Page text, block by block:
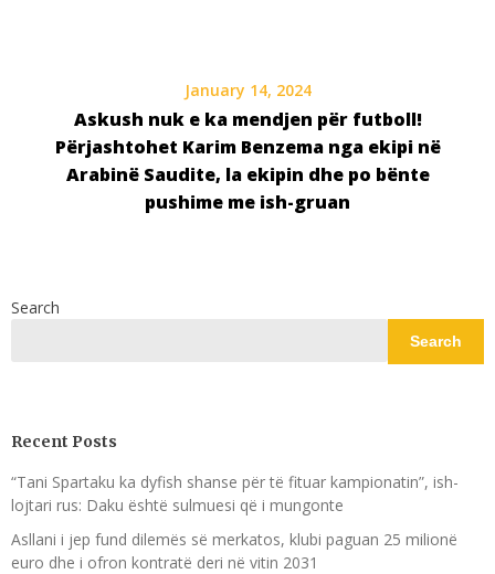
January 14, 2024
Askush nuk e ka mendjen për futboll!
Përjashtohet Karim Benzema nga ekipi në
Arabinë Saudite, la ekipin dhe po bënte
pushime me ish-gruan
Search
Search
Recent Posts
“Tani Spartaku ka dyfish shanse për të fituar kampionatin”, ish-
lojtari rus: Daku është sulmuesi që i mungonte
Asllani i jep fund dilemës së merkatos, klubi paguan 25 milionë
euro dhe i ofron kontratë deri në vitin 2031